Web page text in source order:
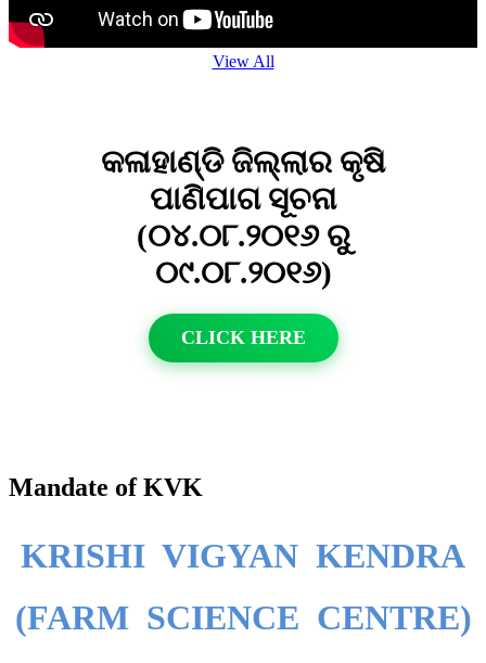
View All
କଳାହାଣ୍ଡି ଜିଲ୍ଲାର କୃଷି
ପାଣିପାଗ ସୂଚନା
(୦୪.୦୮.୨୦୧୬ ରୁ
୦୯.୦୮.୨୦୧୬)
CLICK HERE
Mandate of KVK
KRISHI VIGYAN KENDRA
(FARM SCIENCE CENTRE)